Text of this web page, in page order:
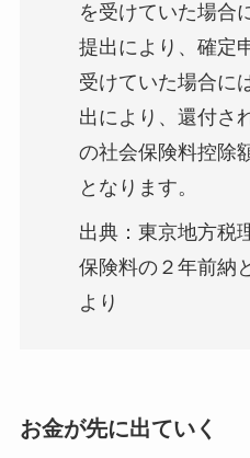
を受けていた場合
提出により、確定
受けていた場合に
出により、還付さ
の社会保険料控除
となります。
出典：東京地方
保険料の２年前納
より
お金が先に出ていく